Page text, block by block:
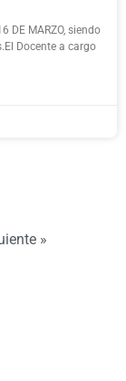
DE MARZO, siendo
Docente a cargo
»